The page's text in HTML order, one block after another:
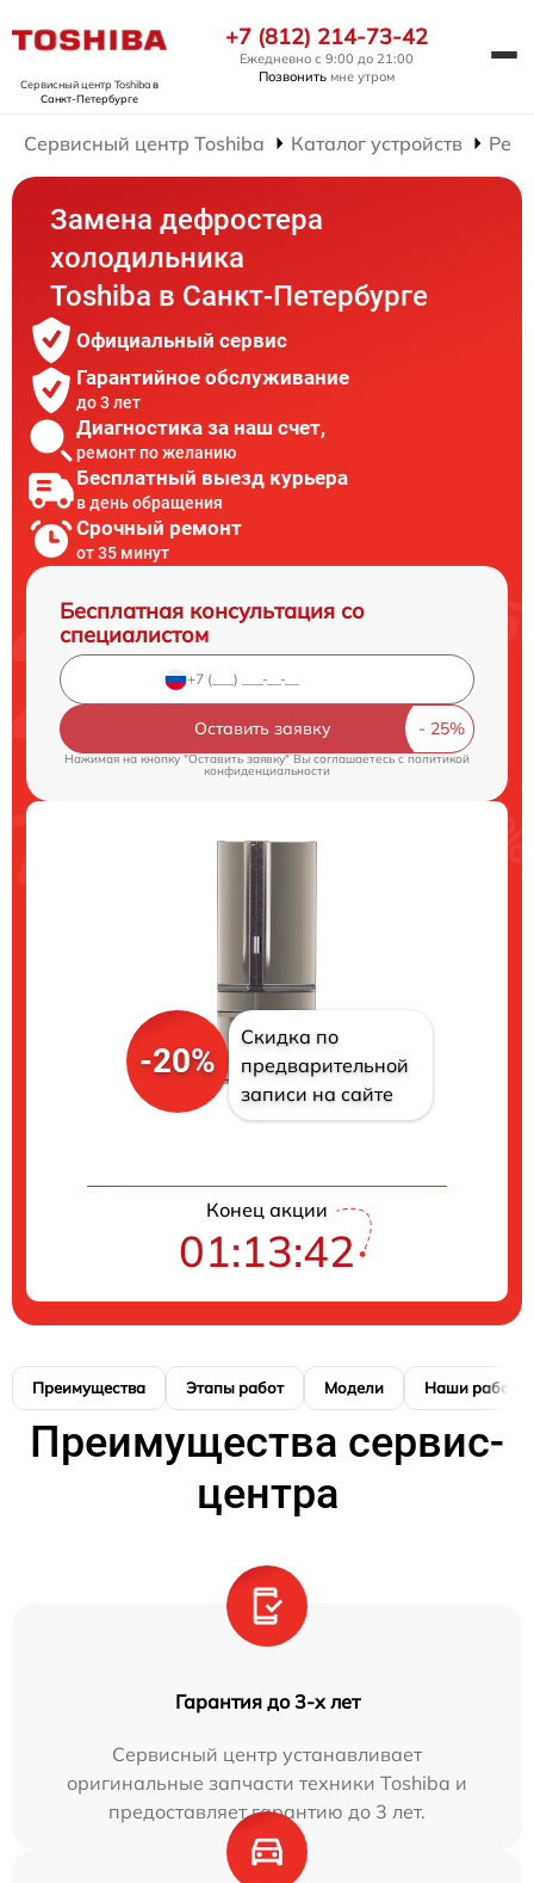
Сервисный центр Toshibaв
Санкт-Петербурге
+7 (812) 214-73-42
Ежедневно с 9:00 до 21:00
Позвонить мне утром
Сервисный центр Toshiba Каталог устройств
Замена дефростера
холодильника
Toshiba в Санкт-Петербурге
Официальный сервис
Гарантийное обслуживание
до 3 лет
Диагностика за наш счет,
ремонт по желанию
Бесплатный выезд курьера
в день обращения
Срочный ремонт
от 35 минут
Бесплатная консультация со
специалистом
Оставить заявку
Нажимая на кнопку "Оставить заявку" Вы соглашаетесь cполитикой
конфиденциальности
-20%
Скидка по
предварительной
записи на сайте
Конец акции
01:13:41
Преимущества Этапы работ Модели Наши работы
Преимущества сервис-
центра
Гарантия до 3-х лет
Сервисный центр устанавливает
оригинальные запчасти техники Toshiba и
предоставляет гарантию до 3 лет.